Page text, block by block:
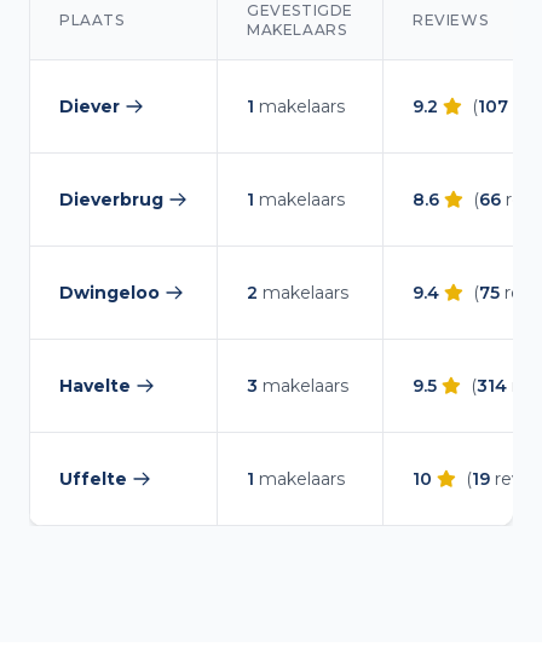
PLAATS
GEVESTIGDE
MAKELAARS
REVIEWS
Diever
— makelaars vergelijken
1 makelaars 9.2 (107
Dieverbrug
— makelaars vergelijken
1 makelaars 8.6 (66
Dwingeloo
— makelaars vergelijken
2 makelaars 9.4 (75
Havelte
— makelaars vergelijken
3 makelaars 9.5 (314
Uffelte
— makelaars vergelijken
1 makelaars 10 (19